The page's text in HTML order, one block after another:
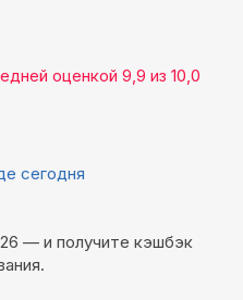
оценкой 9,9 из 10,0
сегодня
— и получите кэшбэк